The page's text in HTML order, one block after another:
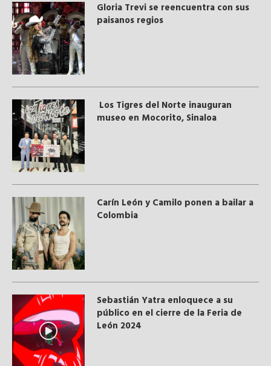
Gloria Trevi se reencuentra con sus
paisanos regios
Los Tigres del Norte inauguran
museo en Mocorito, Sinaloa
Carín León y Camilo ponen a bailar a
Colombia
Sebastián Yatra enloquece a su
público en el cierre de la Feria de
León 2024